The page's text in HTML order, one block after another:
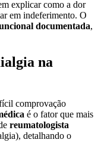
explicar como a dor
em indeferimento. O
documentada,
na
comprovação
é o fator que mais
reumatologista
detalhando o